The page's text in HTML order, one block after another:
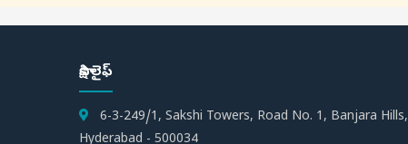
సాక్షి లైఫ్
6-3-249/1, Sakshi Towers, Road No. 1, Banjara Hills,
Hyderabad - 500034